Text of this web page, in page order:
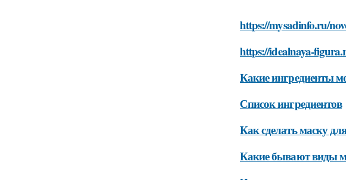
https://mysadinfo.ru/
https://idealnaya-
Какие ингредиенты
Список ингредиентов
Как сделать маску
Какие бывают виды